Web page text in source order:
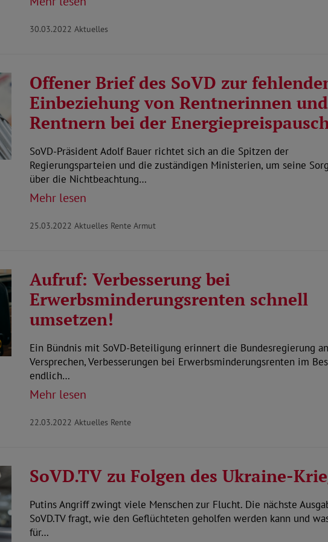
30.03.2022 Aktuelles
Offener Brief des SoVD zur
Einbeziehung von Rentnerinnen und
Rentnern bei der
SoVD-Präsident Adolf Bauer richtet sich an die Spitzen der
Regierungsparteien und die zuständigen Ministerien, um seine
über die Nichtbeachtung…
Mehr lesen
25.03.2022 Aktuelles Rente Armut
Aufruf: Verbesserung bei
Erwerbsminderungsrenten schnell
umsetzen!
Ein Bündnis mit SoVD-Beteiligung erinnert die Bundesregierung
Versprechen, Verbesserungen bei Erwerbsminderungsrenten im
endlich…
Mehr lesen
22.03.2022 Aktuelles Rente
SoVD.TV zu Folgen des Ukraine-
Putins Angriff zwingt viele Menschen zur Flucht. Die nächste
SoVD.TV fragt, wie den Geflüchteten geholfen werden kann und
für…